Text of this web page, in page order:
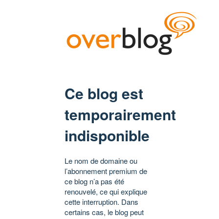
Ce blog est
temporairement
indisponible
Le nom de domaine ou
l’abonnement premium de
ce blog n’a pas été
renouvelé, ce qui explique
cette interruption. Dans
certains cas, le blog peut